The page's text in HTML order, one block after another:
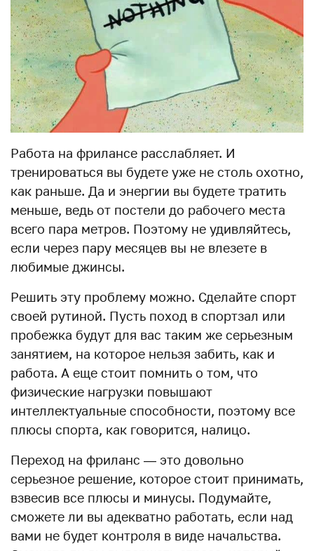
Работа на фрилансе расслабляет. И
тренироваться вы будете уже не столь охотно,
как раньше. Да и энергии вы будете тратить
меньше, ведь от постели до рабочего места
всего пара метров. Поэтому не удивляйтесь,
если через пару месяцев вы не влезете в
любимые джинсы.
Решить эту проблему можно. Сделайте спорт
своей рутиной. Пусть поход в спортзал или
пробежка будут для вас таким же серьезным
занятием, на которое нельзя забить, как и
работа. А еще стоит помнить о том, что
физические нагрузки повышают
интеллектуальные способности, поэтому все
плюсы спорта, как говорится, налицо.
Переход на фриланс — это довольно
серьезное решение, которое стоит принимать,
взвесив все плюсы и минусы. Подумайте,
сможете ли вы адекватно работать, если над
вами не будет контроля в виде начальства.